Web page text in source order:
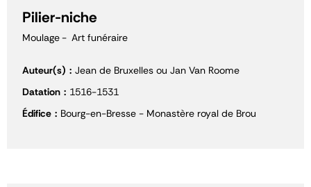
Pilier-niche
Moulage Art funéraire
Auteur(s)
Jean de Bruxelles ou Jan Van Roome
Datation
1516-1531
Édifice
Bourg-en-Bresse - Monastère royal de Brou